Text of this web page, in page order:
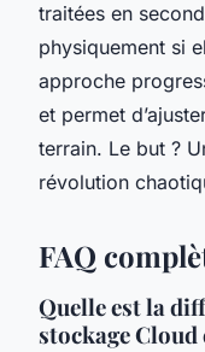
traitées en
physiquement si
approche
et permet
terrain. Le but ?
révolution
FAQ
Quelle est la
stockage Cloud